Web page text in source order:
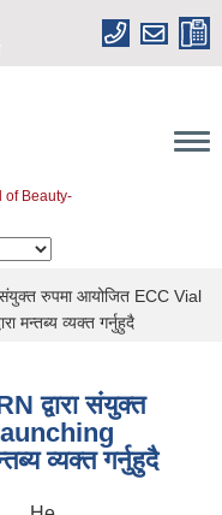
of Beauty-
रुपमा आयोजित ECC Vial
मन्तब्य व्यक्त गर्नुहुदै
द्वारा संयुक्त
व्यक्त गर्नुहुदै